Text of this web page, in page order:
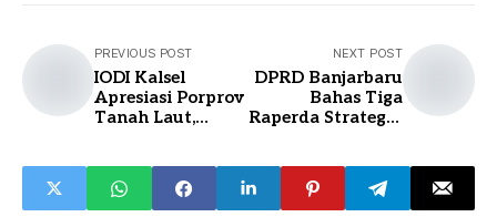
PREVIOUS POST
IODI Kalsel
Apresiasi Porprov
Tanah Laut,
NEXT POST
DPRD Banjarbaru
Bahas Tiga
Raperda Strategis:
Sempadan Sungai